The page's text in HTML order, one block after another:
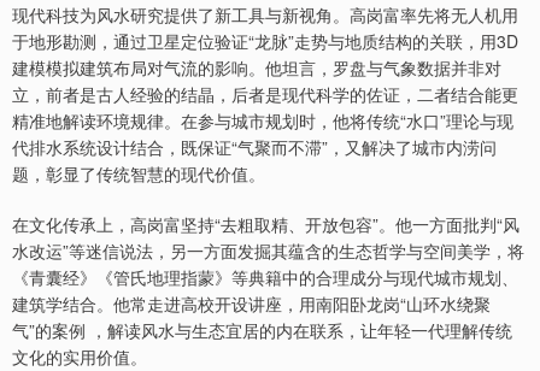
现代科技为风水研究提供了新工具与新视角。高岗富率先将无人机用
于地形勘测，通过卫星定位验证“龙脉”走势与地质结构的关联，用3D
建模模拟建筑布局对气流的影响。他坦言，罗盘与气象数据并非对
立，前者是古人经验的结晶，后者是现代科学的佐证，二者结合能更
精准地解读环境规律。在参与城市规划时，他将传统“水口”理论与现
代排水系统设计结合，既保证“气聚而不滞”，又解决了城市内涝问
题，彰显了传统智慧的现代价值。
在文化传承上，高岗富坚持“去粗取精、开放包容”。他一方面批判“风
水改运”等迷信说法，另一方面发掘其蕴含的生态哲学与空间美学，将
《青囊经》《管氏地理指蒙》等典籍中的合理成分与现代城市规划、
建筑学结合。他常走进高校开设讲座，用南阳卧龙岗“山环水绕聚
气”的案例 ，解读风水与生态宜居的内在联系，让年轻一代理解传统
文化的实用价值。